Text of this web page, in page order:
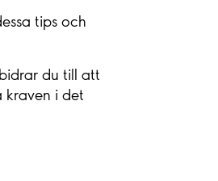
tips och
du till att
kraven i det